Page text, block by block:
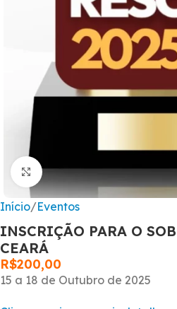
Clique para ampliar
Início/Eventos
INSCRIÇÃO PARA O
CEARÁ
R$200,00
15 a 18 de Outubro de 2025